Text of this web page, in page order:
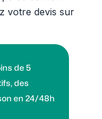
votre devis sur
de 5
des
en 24/48h